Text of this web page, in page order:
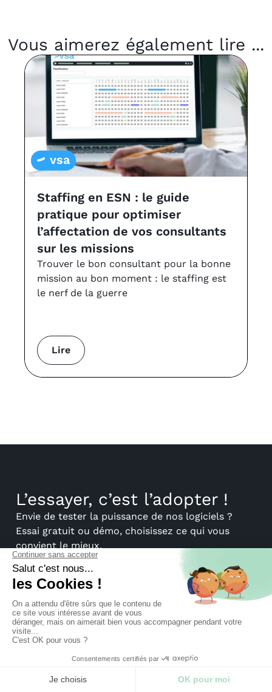
Vous aimerez également lire ...
Lire
vsa
Staffing en ESN : le guide
pratique pour optimiser
l’affectation de vos consultants
sur les missions
Trouver le bon consultant pour la bonne
mission au bon moment : le staffing est
le nerf de la guerre
L’essayer, c’est l’adopter !
Envie de tester la puissance de nos logiciels ?
Essai gratuit ou démo, choisissez ce qui vous
convient le mieux.
Planifier une démo
Essai gratuit